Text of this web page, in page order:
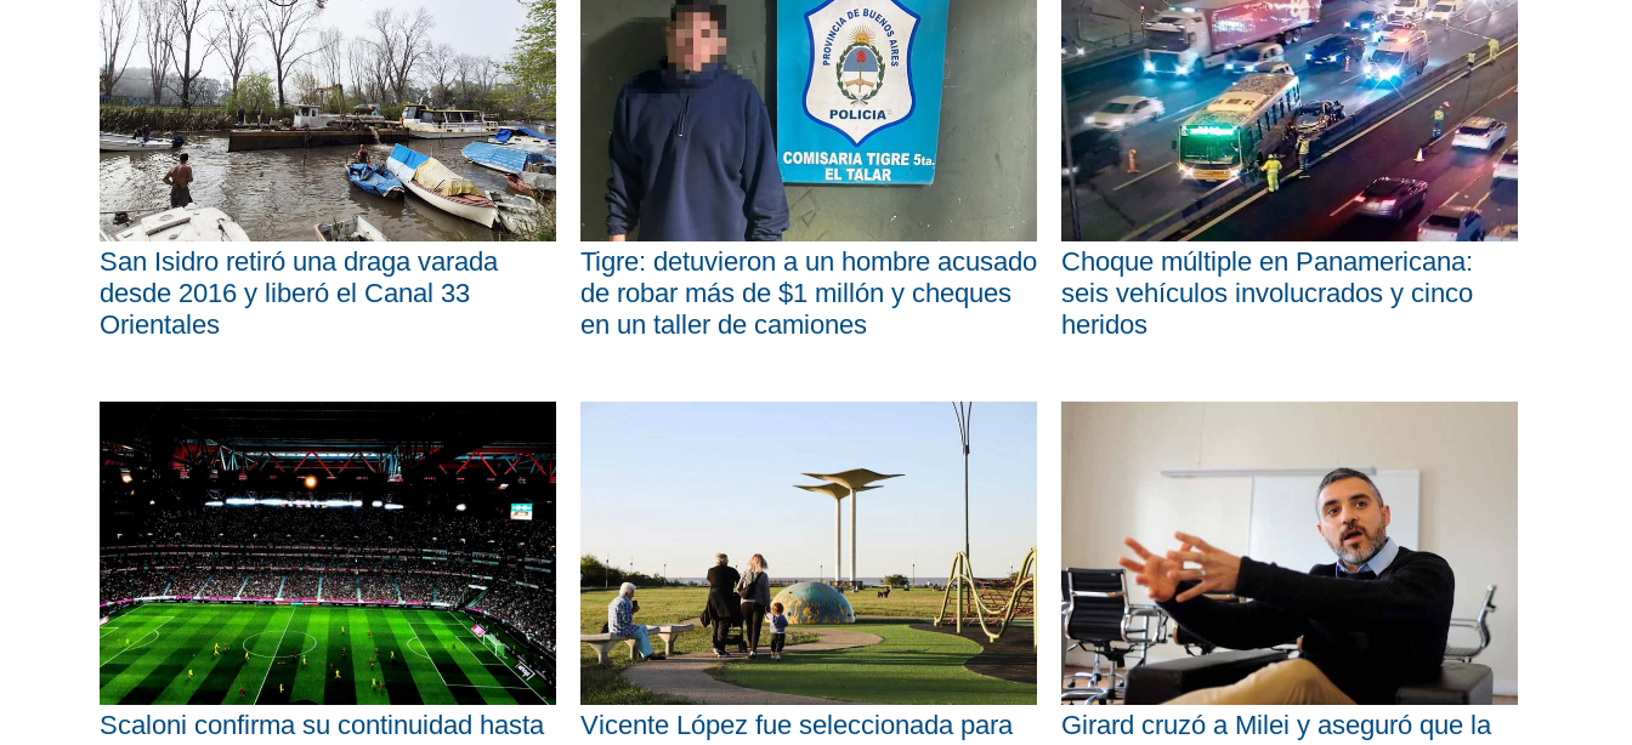
San Isidro retiró una draga varada
desde 2016 y liberó el Canal 33
Orientales
Tigre: detuvieron a un hombre acusado
de robar más de $1 millón y cheques
en un taller de camiones
Choque múltiple en Panamericana:
seis vehículos involucrados y cinco
heridos
Scaloni confirma su continuidad hasta
Vicente López fue seleccionada para
Girard cruzó a Milei y aseguró que la